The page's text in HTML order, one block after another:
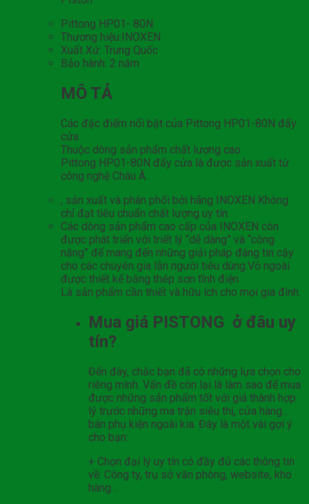
Pittong HP01- 80N
Thương hiệu:INOXEN
Xuất Xứ: Trung Quốc
Bảo hành: 2 năm
MÔ TẢ
Các đặc điểm nổi bật của Pittong HP01-80N đẩy
cửa
Thuộc dòng sản phẩm chất lượng cao
Pittong HP01-80N đẩy cửa là được sản xuất từ
công nghệ Châu Â.
, sản xuất và phân phối bởi hãng INOXEN Không
chỉ đạt tiêu chuẩn chất lượng uy tín.
Các dòng sản phẩm cao cấp của INOXEN còn
được phát triển với triết lý “dễ dàng” và “công
năng” để mang đến những giải pháp đáng tin cậy
cho các chuyên gia lẫn người tiêu dùng.Vỏ ngoài
được thiết kế bằng thép sơn tĩnh điện
Là sản phẩm cần thiết và hữu ích cho mọi gia đình.
Mua giá PISTONG ở đâu uy
tín?
Đến đây, chắc bạn đã có những lựa chọn cho
riêng mình. Vấn đề còn lại là làm sao để mua
được những sản phẩm tốt với giá thành hợp
lý trước những ma trận siêu thị, cửa hàng…
bán phụ kiện ngoài kia. Đây là một vài gợi ý
cho bạn:
+ Chọn đại lý uy tín có đầy đủ các thông tin
về: Công ty, trụ sở văn phòng, website, kho
hàng…